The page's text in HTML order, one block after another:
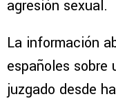
agresión sexual.
La información
españoles sobre
juzgado desde